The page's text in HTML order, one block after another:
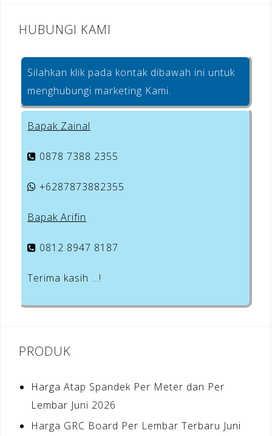
HUBUNGI KAMI
Silahkan klik pada kontak dibawah ini untuk
menghubungi marketing Kami.
Bapak Zainal
0878 7388 2355
+6287873882355
Bapak Arifin
0812 8947 8187
Terima kasih …!
PRODUK
Harga Atap Spandek Per Meter dan Per
Lembar Juni 2026
Harga GRC Board Per Lembar Terbaru Juni